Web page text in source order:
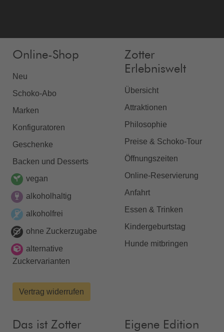
Online-Shop
Neu
Schoko-Abo
Marken
Konfiguratoren
Geschenke
Backen und Desserts
vegan
alkoholhaltig
alkoholfrei
ohne Zuckerzugabe
alternative
Zuckervarianten
Vertrag widerrufen
Zotter
Erlebniswelt
Übersicht
Attraktionen
Philosophie
Preise & Schoko-Tour
Öffnungszeiten
Online-Reservierung
Anfahrt
Essen & Trinken
Kindergeburtstag
Hunde mitbringen
Das ist Zotter Eigene Edition